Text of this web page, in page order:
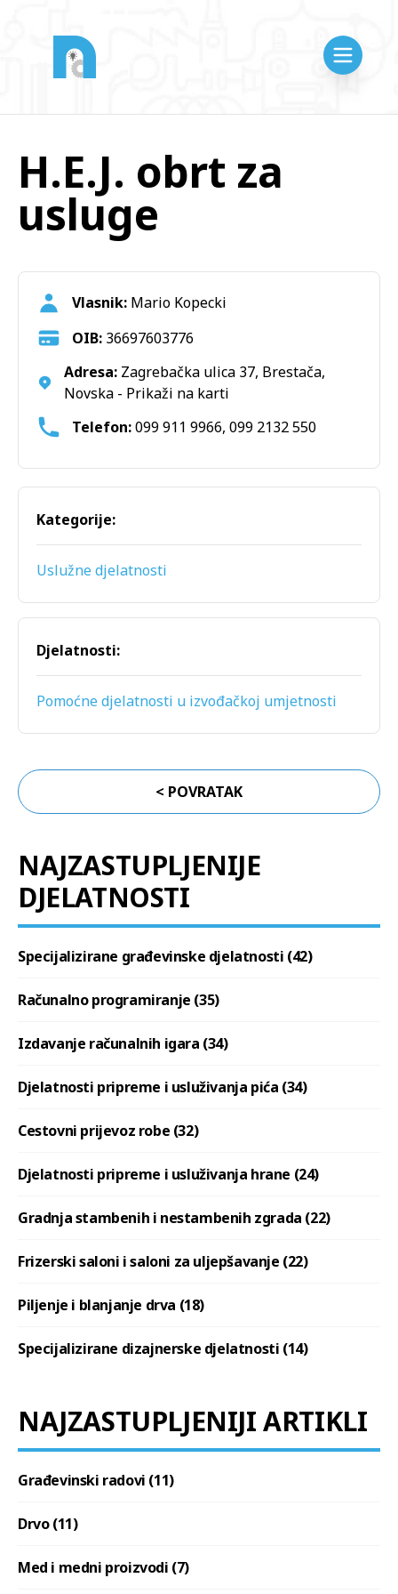
H.E.J. obrt za
usluge
Vlasnik: Mario Kopecki
OIB: 36697603776
Adresa:Zagrebačka ulica 37, Brestača,
Novska - Prikaži na karti
Telefon:099 911 9966, 099 2132 550
Kategorije:
Uslužne djelatnosti
Djelatnosti:
Pomoćne djelatnosti u izvođačkoj umjetnosti
< POVRATAK
NAJZASTUPLJENIJE
DJELATNOSTI
Specijalizirane građevinske djelatnosti (42)
Računalno programiranje (35)
Izdavanje računalnih igara (34)
Djelatnosti pripreme i usluživanja pića (34)
Cestovni prijevoz robe (32)
Djelatnosti pripreme i usluživanja hrane (24)
Gradnja stambenih i nestambenih zgrada (22)
Frizerski saloni i saloni za uljepšavanje (22)
Piljenje i blanjanje drva (18)
Specijalizirane dizajnerske djelatnosti (14)
NAJZASTUPLJENIJI ARTIKLI
Građevinski radovi (11)
Drvo (11)
Med i medni proizvodi (7)